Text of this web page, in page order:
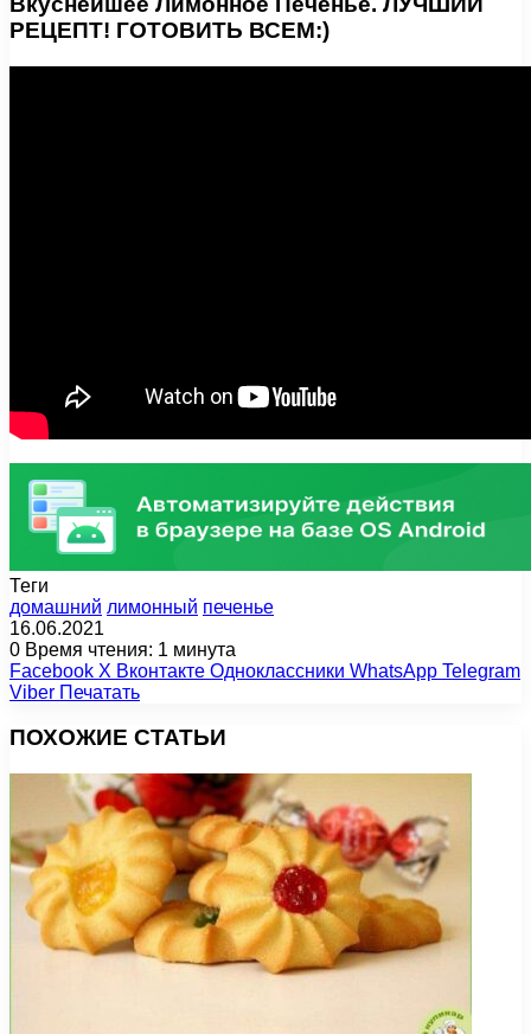
РЕЦЕПТ! ГОТОВИТЬ ВСЕМ:)
Теги
домашний лимонный печенье
16.06.2021
0 Время чтения: 1 минута
Facebook X Вконтакте Одноклассники WhatsApp Telegram
Viber Печатать
ПОХОЖИЕ СТАТЬИ